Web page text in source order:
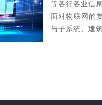
等各行各业信
面对物联网的
与子系统、建